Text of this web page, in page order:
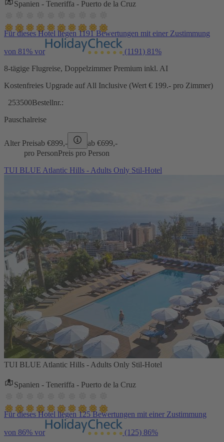
Spanien - Teneriffa - Puerto de la Cruz
Für dieses Hotel liegen 1191 Bewertungen mit einer Zustimmung
von 81% vor (1191) 81%
8-tägige Flugreise, Doppelzimmer Premium inkl. AI
Kostenfreies Upgrade auf All Inclusive (Wert € 199.- pro Zimmer)
253500Bestellnr.:
Pauschalreise
Alter Preisab €899,- ab €699,-
pro PersonPreis pro Person
TUI BLUE Atlantic Hills - Adults Only Stil-Hotel
TUI BLUE Atlantic Hills - Adults Only Stil-Hotel
Spanien - Teneriffa - Puerto de la Cruz
Für dieses Hotel liegen 125 Bewertungen mit einer Zustimmung
von 86% vor (125) 86%